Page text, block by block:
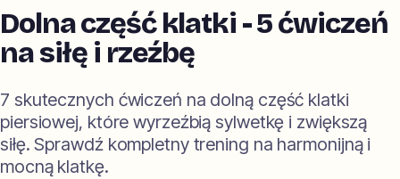
Dolna część klatki - 5 ćwiczeń
na siłę i rzeźbę
7 skutecznych ćwiczeń na dolną część klatki
piersiowej, które wyrzeźbią sylwetkę i zwiększą
siłę. Sprawdź kompletny trening na harmonijną i
mocną klatkę.